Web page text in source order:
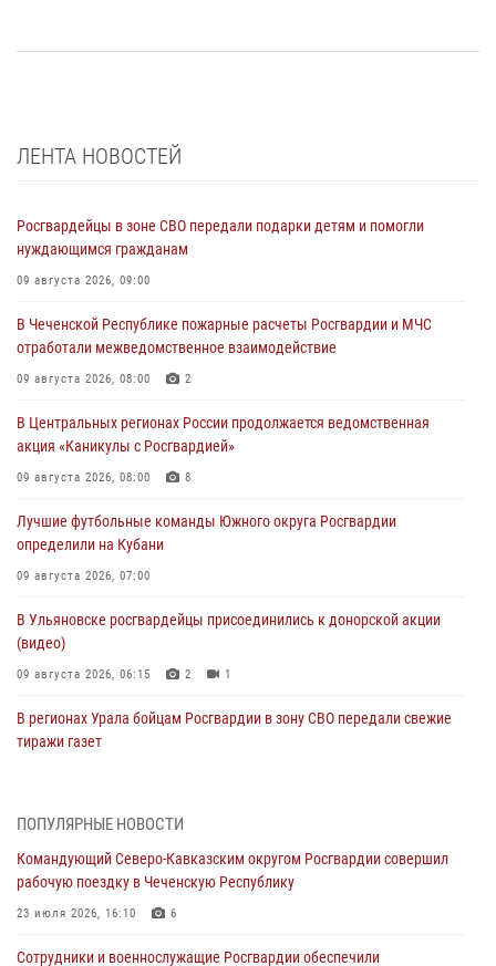
ЛЕНТА НОВОСТЕЙ
Росгвардейцы в зоне СВО передали подарки детям и помогли
нуждающимся гражданам
09 августа 2026, 09:00
В Чеченской Республике пожарные расчеты Росгвардии и МЧС
отработали межведомственное взаимодействие
09 августа 2026, 08:00 2
В Центральных регионах России продолжается ведомственная
акция «Каникулы с Росгвардией»
09 августа 2026, 08:00 8
Лучшие футбольные команды Южного округа Росгвардии
определили на Кубани
09 августа 2026, 07:00
В Ульяновске росгвардейцы присоединились к донорской акции
(видео)
09 августа 2026, 06:15 2 1
В регионах Урала бойцам Росгвардии в зону СВО передали свежие
тиражи газет
Росгвардейцы провели занятие по стрелковой подготовке для
краеведения Луганской Народной Республики
09 августа 2026, 05:00
проходит в Сибири
ПОПУЛЯРНЫЕ НОВОСТИ
Командующий Северо-Кавказским округом Росгвардии совершил
рабочую поездку в Чеченскую Республику
23 июля 2026, 16:10 6
Сотрудники и военнослужащие Росгвардии обеспечили